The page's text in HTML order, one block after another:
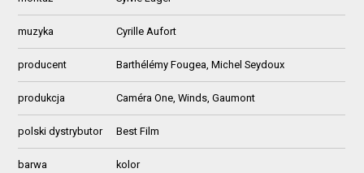
muzyka Cyrille Aufort
producent Barthélémy Fougea, Michel Seydoux
produkcja Caméra One, Winds, Gaumont
polski dystrybutor Best Film
barwa kolor